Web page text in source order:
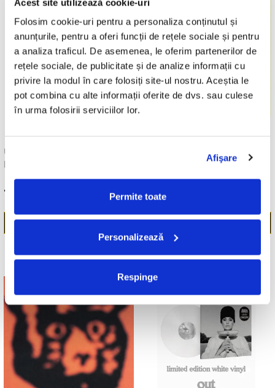
Acest site utilizează cookie-uri
Folosim cookie-uri pentru a personaliza conținutul și
anunțurile, pentru a oferi funcții de rețele sociale și pentru
a analiza traficul. De asemenea, le oferim partenerilor de
rețele sociale, de publicitate și de analize informații cu
privire la modul în care folosiți site-ul nostru. Aceștia le
pot combina cu alte informații oferite de dvs. sau culese
în urma folosirii serviciilor lor.
Afişare
Permite toate
Personalizează
Respinge
UNKNOWN ARTIST -
POVEȘTI , (CASETĂ AUDIO)
19,99 Lei
ADAUGA IN COS
GENESIS - WE CAN'T
24,99 Lei
ADAUGA IN COS